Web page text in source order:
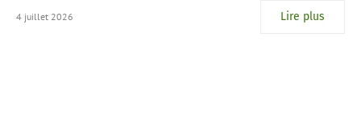
4 juillet 2026 Lire plus